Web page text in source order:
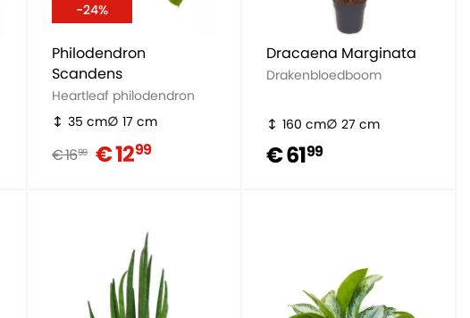
-24%
Philodendron
Scandens
Heartleaf philodendron
35 cm
17 cm
€ 1699 € 1299
Dracaena Marginata
Drakenbloedboom
160 cm 27 cm
€ 6199